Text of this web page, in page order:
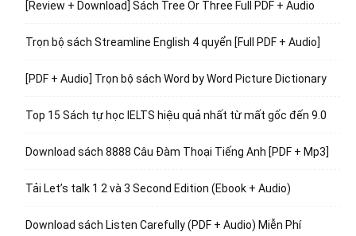
[Review + Download] Sách Tree Or Three Full PDF + Audio
Trọn bộ sách Streamline English 4 quyển [Full PDF + Audio]
[PDF + Audio] Trọn bộ sách Word by Word Picture Dictionary
Top 15 Sách tự học IELTS hiệu quả nhất từ mất gốc đến 9.0
Download sách 8888 Câu Đàm Thoại Tiếng Anh [PDF + Mp3]
Tải Let’s talk 1 2 và 3 Second Edition (Ebook + Audio)
Download sách Listen Carefully (PDF + Audio) Miễn Phí